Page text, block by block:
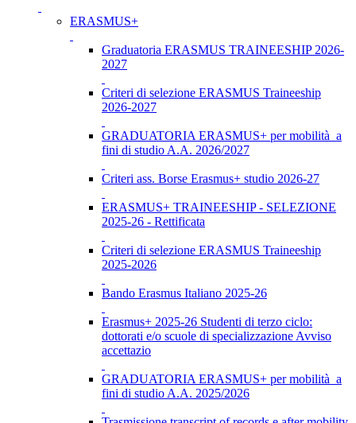
ERASMUS+
Graduatoria ERASMUS TRAINEESHIP 2026-
2027
Criteri di selezione ERASMUS Traineeship
2026-2027
GRADUATORIA ERASMUS+ per mobilità a
fini di studio A.A. 2026/2027
Criteri ass. Borse Erasmus+ studio 2026-27
ERASMUS+ TRAINEESHIP - SELEZIONE
2025-26 - Rettificata
Criteri di selezione ERASMUS Traineeship
2025-2026
Bando Erasmus Italiano 2025-26
Erasmus+ 2025-26 Studenti di terzo ciclo:
dottorati e/o scuole di specializzazione Avviso
accettazio
GRADUATORIA ERASMUS+ per mobilità a
fini di studio A.A. 2025/2026